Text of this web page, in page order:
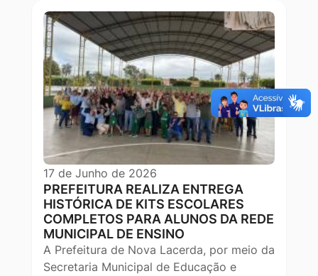
17 de Junho de 2026
PREFEITURA REALIZA ENTREGA
HISTÓRICA DE KITS ESCOLARES
COMPLETOS PARA ALUNOS DA REDE
MUNICIPAL DE ENSINO
A Prefeitura de Nova Lacerda, por meio da
Secretaria Municipal de Educação e